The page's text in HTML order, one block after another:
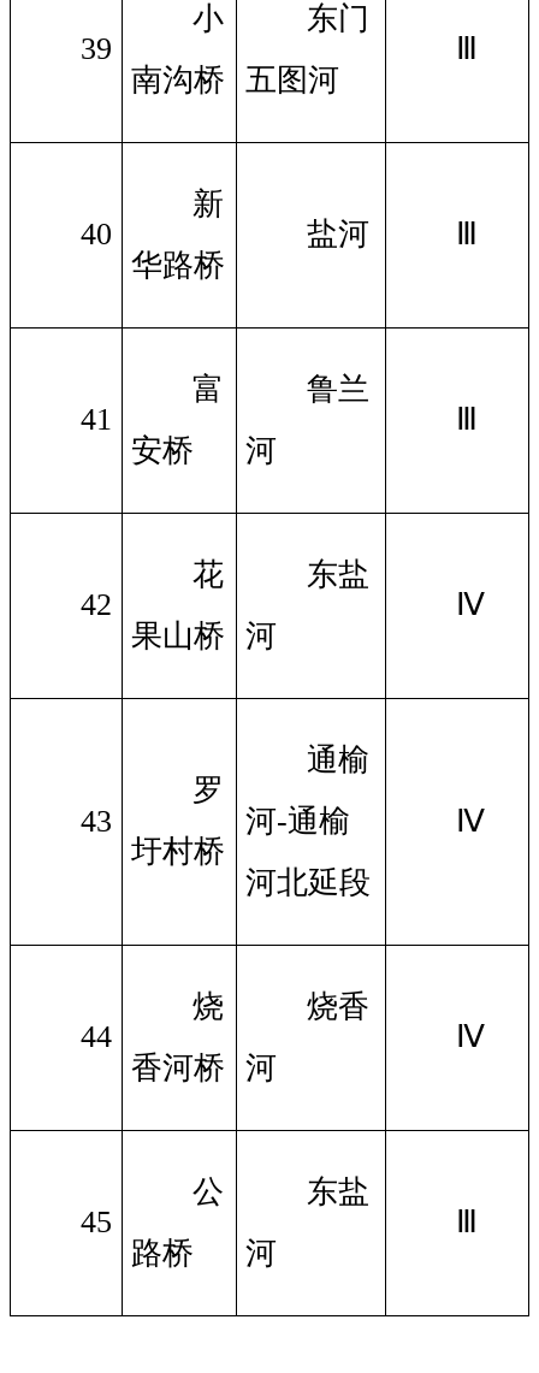
39
小
南沟桥
东门
五图河
40
新
华路桥
盐河
41
富
安桥
鲁兰
河
42
花
果山桥
东盐
河
Ⅳ
43
罗
圩村桥
通榆
河-通榆
河北延段
Ⅳ
44
烧
香河桥
烧香
河
Ⅳ
45
公
路桥
东盐
河